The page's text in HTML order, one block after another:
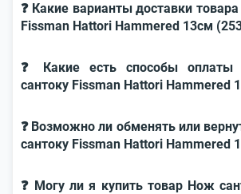
❓ Какие варианты доставки
Fissman Hattori Hammered 13см
❓ Какие есть способы
сантоку Fissman Hattori Hammered
❓ Возможно ли обменять или
сантоку Fissman Hattori Hammered
❓ Могу ли я купить товар Нож